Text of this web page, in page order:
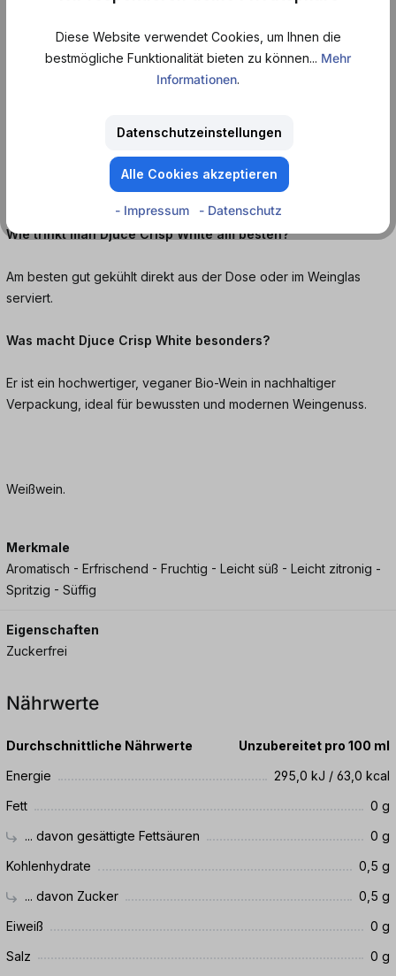
modernen Weißweingenuss erleben.
Wie schmeckt Djuce Crisp White?
Er schmeckt frisch, fruchtig und leicht mit Noten von Zitrone,
Apfel und weißen Blüten.
Wie trinkt man Djuce Crisp White am besten?
Am besten gut gekühlt direkt aus der Dose oder im Weinglas
serviert.
Was macht Djuce Crisp White besonders?
Er ist ein hochwertiger, veganer Bio-Wein in nachhaltiger
Verpackung, ideal für bewussten und modernen Weingenuss.
Weißwein.
Merkmale
Aromatisch - Erfrischend - Fruchtig - Leicht süß - Leicht zitronig -
Spritzig - Süffig
Eigenschaften
Zuckerfrei
Nährwerte
Durchschnittliche Nährwerte
Unzubereitet pro 100 ml
Energie
295,0 kJ / 63,0 kcal
Fett
0 g
... davon gesättigte Fettsäuren
0 g
Kohlenhydrate
0,5 g
... davon Zucker
0,5 g
Eiweiß
0 g
Salz
0 g
Diese Website verwendet Cookies, um Ihnen die
bestmögliche Funktionalität bieten zu können... Mehr
Informationen.
Datenschutzeinstellungen
Alle Cookies akzeptieren
- Impressum - Datenschutz